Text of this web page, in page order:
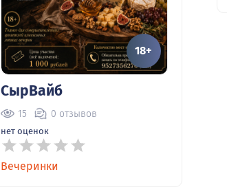
18+
СырВайб
15 0 отзывов
нет оценок
Вечеринки